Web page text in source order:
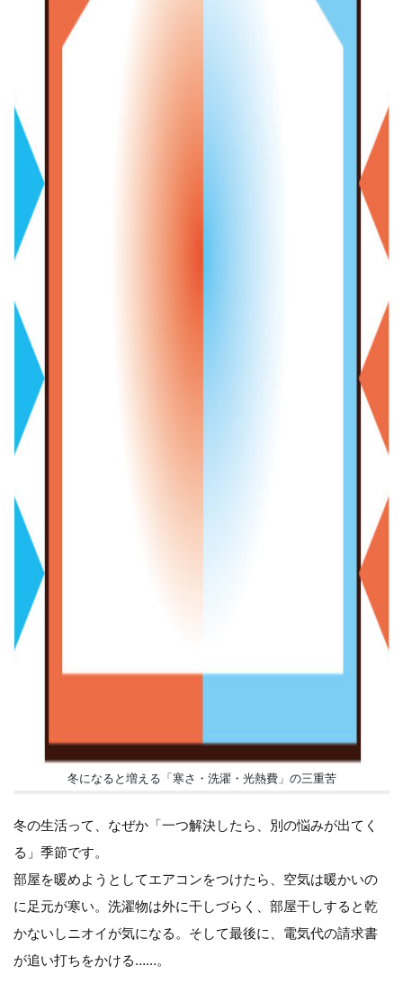
冬になると増える「寒さ・洗濯・光熱費」の三重苦
冬の生活って、なぜか「一つ解決したら、別の悩みが出てく
る」季節です。
部屋を暖めようとしてエアコンをつけたら、空気は暖かいの
に足元が寒い。洗濯物は外に干しづらく、部屋干しすると乾
かないしニオイが気になる。そして最後に、電気代の請求書
が追い打ちをかける……。